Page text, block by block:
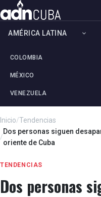
AMÉRICA LATINA
COLOMBIA
MÉXICO
VENEZUELA
Inicio/Tendencias
/
Dos personas siguen
oriente de Cuba
TENDENCIAS
Dos personas